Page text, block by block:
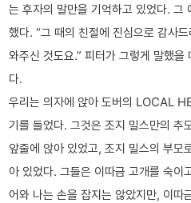
는 후자의 말만을 기억하고 있었다. 그
했다. “그 때의 친절에 진심으로 감사
와주신 것도요.” 피터가 그렇게 말했
다.
우리는 의자에 앉아 도버의 LOCAL
기를 들었다. 그것은 조지 밀스만의 추
앞줄에 앉아 있었고, 조지 밀스의 부모
아 있었다. 그들은 이따금 고개를 숙이
어와 나는 손을 잡지는 않았지만, 이따